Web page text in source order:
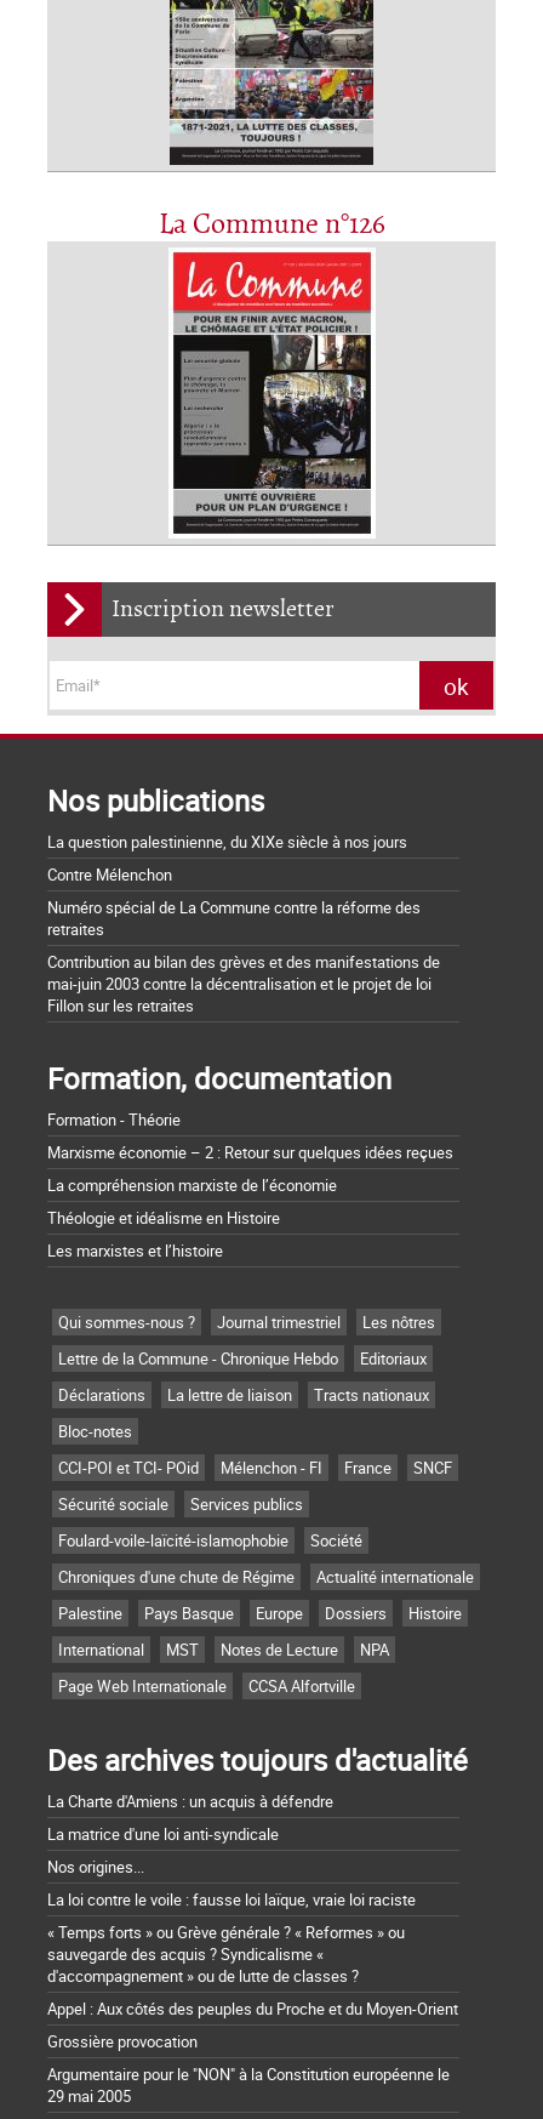
La Commune n°126
Inscription newsletter
Nos publications
La question palestinienne, du XIXe siècle à nos jours
Contre Mélenchon
Numéro spécial de La Commune contre la réforme des
retraites
Contribution au bilan des grèves et des manifestations de
mai-juin 2003 contre la décentralisation et le projet de loi
Fillon sur les retraites
Formation, documentation
Formation - Théorie
Marxisme économie – 2 : Retour sur quelques idées reçues
La compréhension marxiste de l’économie
Théologie et idéalisme en Histoire
Les marxistes et l’histoire
Qui sommes-nous ? Journal trimestriel
Les nôtres
Lettre de la Commune - Chronique Hebdo
Editoriaux
Déclarations
La lettre de liaison
Tracts nationaux
Bloc-notes
CCI-POI et TCI- POid
Mélenchon - FI France
SNCF
Sécurité sociale
Services publics
Foulard-voile-laïcité-islamophobie
Société
Chroniques d'une chute de Régime
Actualité internationale
Palestine
Pays Basque Europe Dossiers
Histoire
International
MST Notes de Lecture
NPA
Page Web Internationale
CCSA Alfortville
Des archives toujours d'actualité
La Charte d'Amiens : un acquis à défendre
La matrice d'une loi anti-syndicale
Nos origines...
La loi contre le voile : fausse loi laïque, vraie loi raciste
« Temps forts » ou Grève générale ? « Reformes » ou
sauvegarde des acquis ? Syndicalisme «
d'accompagnement » ou de lutte de classes ?
Appel : Aux côtés des peuples du Proche et du Moyen-Orient
Grossière provocation
Argumentaire pour le "NON" à la Constitution européenne le
29 mai 2005